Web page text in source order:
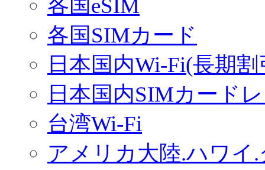
各国eSIM
各国SIMカード
日本国内Wi-Fi(長期
日本国内SIMカード
台湾Wi-Fi
アメリカ大陸.ハワイ